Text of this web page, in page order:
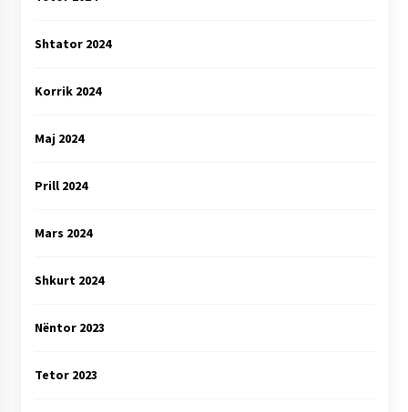
Shtator 2024
Korrik 2024
Maj 2024
Prill 2024
Mars 2024
Shkurt 2024
Nëntor 2023
Tetor 2023